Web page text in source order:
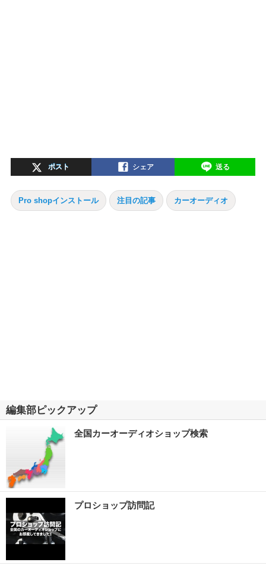
ポスト シェア 送る
Pro shopインストール 注目の記事 カーオーディオ
編集部ピックアップ
全国カーオーディオショップ検索
プロショップ訪問記